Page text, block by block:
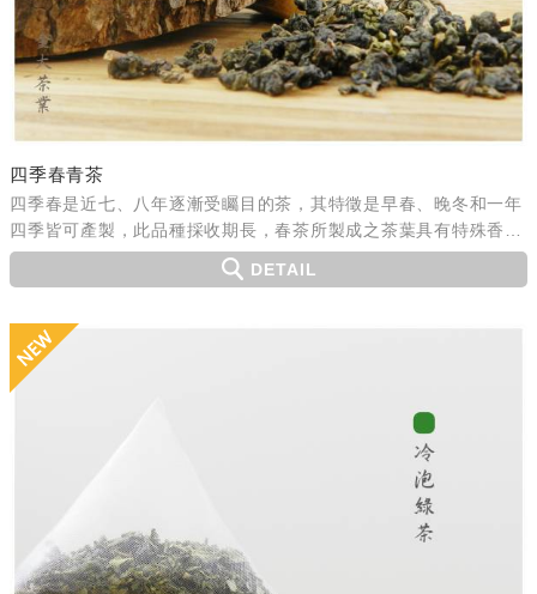
四季春青茶
四季春是近七、八年逐漸受矚目的茶，其特徵是早春、晚冬和一年
四季皆可產製，此品種採收期長，春茶所製成之茶葉具有特殊香
味，所以甚受消費市場青睞。
DETAIL